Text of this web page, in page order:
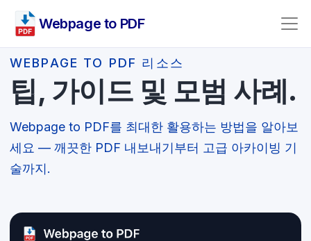
Webpage to PDF
WEBPAGE TO PDF 리소스
팁, 가이드 및 모범 사례.
Webpage to PDF를 최대한 활용하는 방법을 알아보
세요 — 깨끗한 PDF 내보내기부터 고급 아카이빙 기
술까지.